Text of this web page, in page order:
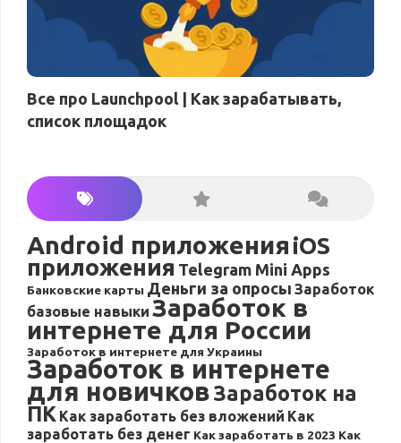
Все про Launchpool | Как зарабатывать,
список площадок
Android приложения iOS
приложения Telegram Mini Apps
Банковские карты Деньги за опросы Заработок
базовые навыки Заработок в
интернете для России
Заработок в интернете для Украины
Заработок в интернете
для новичковЗаработок на
ПК Как заработать без вложений Как
заработать без денег Как заработать в 2023 Как